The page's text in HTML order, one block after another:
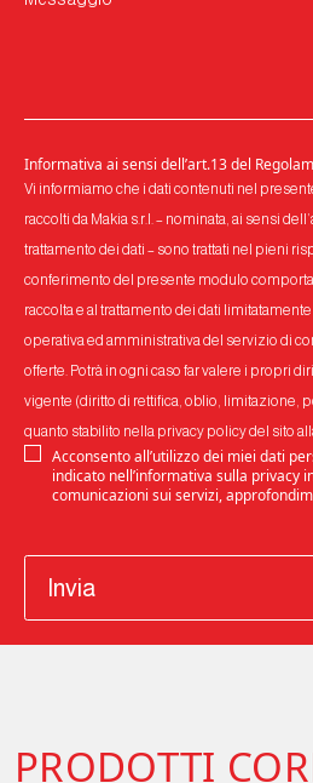
Informativa ai sensi dell’art.13 del
Vi informiamo che i dati contenuti nel
raccolti da Makia s.r.l. – nominata, ai sensi
trattamento dei dati – sono trattati nel pieni
conferimento del presente modulo
raccolta e al trattamento dei dati
operativa ed amministrativa del servizio di
offerte. Potrà in ogni caso far valere i propri
vigente (diritto di rettifica, oblio, limitazione,
quanto stabilito nella privacy policy del sito
Acconsento all’utilizzo dei miei dati
indicato nell’informativa sulla privacy
comunicazioni sui servizi,
Invia
PRODOTTI